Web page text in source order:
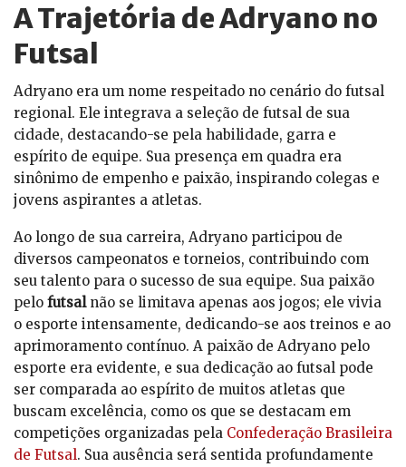
A Trajetória de Adryano no
Futsal
Adryano era um nome respeitado no cenário do futsal
regional. Ele integrava a seleção de futsal de sua
cidade, destacando-se pela habilidade, garra e
espírito de equipe. Sua presença em quadra era
sinônimo de empenho e paixão, inspirando colegas e
jovens aspirantes a atletas.
Ao longo de sua carreira, Adryano participou de
diversos campeonatos e torneios, contribuindo com
seu talento para o sucesso de sua equipe. Sua paixão
pelo futsalnão se limitava apenas aos jogos; ele vivia
o esporte intensamente, dedicando-se aos treinos e ao
aprimoramento contínuo. A paixão de Adryano pelo
esporte era evidente, e sua dedicação ao futsal pode
ser comparada ao espírito de muitos atletas que
buscam excelência, como os que se destacam em
competições organizadas pela Confederação Brasileira
de Futsal. Sua ausência será sentida profundamente